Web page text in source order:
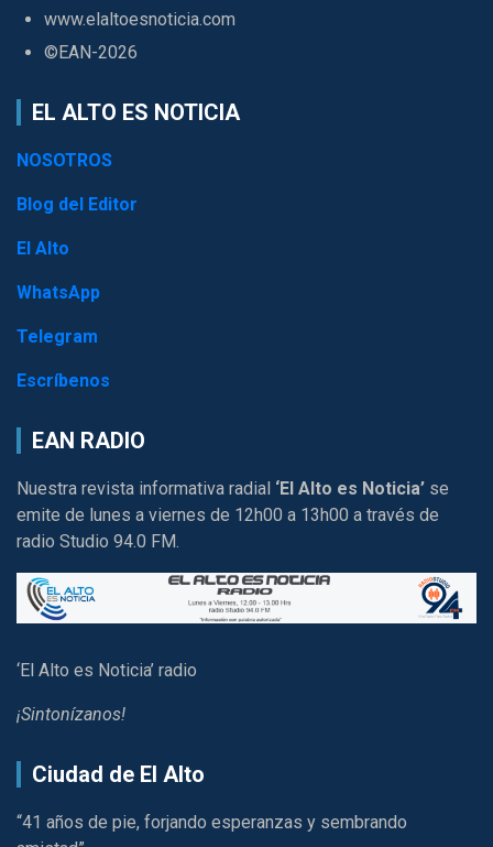
www.elaltoesnoticia.com
©EAN-2026
EL ALTO ES NOTICIA
NOSOTROS
Blog del Editor
El Alto
WhatsApp
Telegram
Escríbenos
EAN RADIO
Nuestra revista informativa radial ‘El Alto es Noticia’ se
emite de lunes a viernes de 12h00 a 13h00 a través de
radio Studio 94.0 FM.
‘El Alto es Noticia’ radio
¡Sintonízanos!
Ciudad de El Alto
“41 años de pie, forjando esperanzas y sembrando